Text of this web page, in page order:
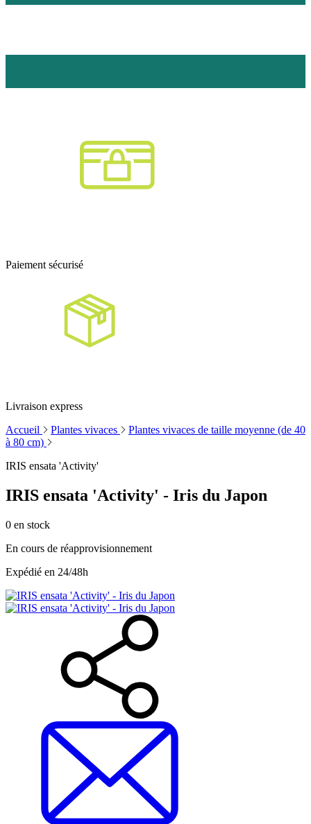
Paiement sécurisé
Livraison express
Accueil
Plantes vivaces
Plantes vivaces de taille moyenne (de 40
à 80 cm)
IRIS ensata 'Activity'
IRIS ensata 'Activity' - Iris du Japon
0 en stock
En cours de réapprovisionnement
Expédié en 24/48h